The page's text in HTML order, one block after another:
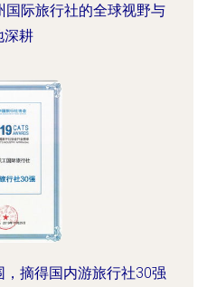
国际旅行社的全球视野与
深耕
摘得国内游旅行社30强